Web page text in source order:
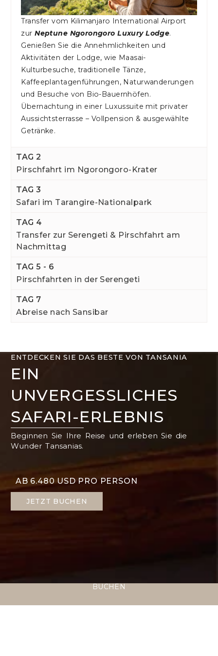
Transfer vom Kilimanjaro International Airport
zurNeptune Ngorongoro Luxury Lodge.
Genießen Sie die Annehmlichkeiten und
Aktivitäten der Lodge, wie Maasai-
Kulturbesuche, traditionelle Tänze,
Kaffeeplantagenführungen, Naturwanderungen
und Besuche von Bio-Bauernhöfen.
Übernachtung in einer Luxussuite mit privater
Aussichtsterrasse – Vollpension & ausgewählte
Getränke.
TAG 2
Pirschfahrt im Ngorongoro-Krater
TAG 3
Safari im Tarangire-Nationalpark
TAG 4
Transfer zur Serengeti & Pirschfahrt am
Nachmittag
TAG 5 - 6
Pirschfahrten in der Serengeti
TAG 7
Abreise nach Sansibar
ENTDECKEN SIE DAS BESTE VON TANSANIA
EIN
UNVERGESSLICHES
SAFARI-ERLEBNIS
Beginnen Sie Ihre Reise und erleben Sie die
Wunder Tansanias.
AB 6.480 USD PRO PERSON
JETZT BUCHEN
BUCHEN